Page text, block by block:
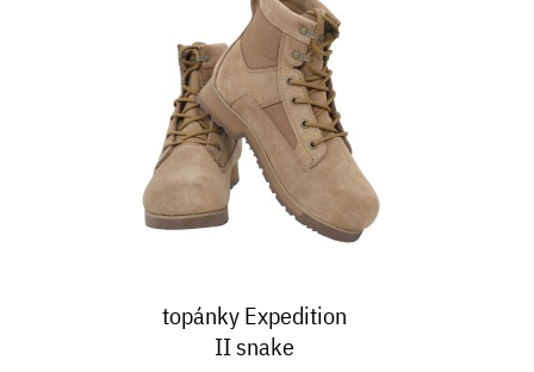
topánky Expedition
II snake